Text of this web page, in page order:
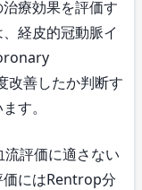
療効果を評価す
経皮的冠動脈イ
改善したか判断す
す。
評価に適さない
価にはRentrop分